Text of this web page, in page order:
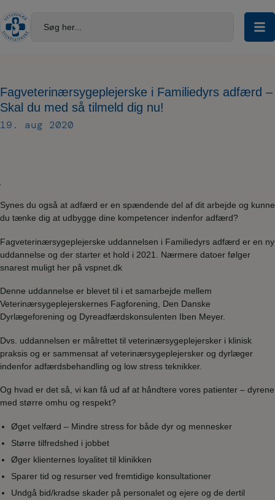
til
indholdet
Søg her...
Fagveterinærsygeplejerske i Familiedyrs adfærd –
Skal du med så tilmeld dig nu!
19. aug 2020
Synes du også at adfærd er en spændende del af dit arbejde og kunne
du tænke dig at udbygge dine kompetencer indenfor adfærd?
Fagveterinærsygeplejerske uddannelsen i Familiedyrs adfærd er en ny
uddannelse og der starter et hold i 2021. Nærmere datoer følger
snarest muligt her på vspnet.dk
Denne uddannelse er blevet til i et samarbejde mellem
Veterinærsygeplejerskernes Fagforening, Den Danske
Dyrlægeforening og Dyreadfærdskonsulenten Iben Meyer.
Dvs. uddannelsen er målrettet til veterinærsygeplejersker i klinisk
praksis og er sammensat af veterinærsygeplejersker og dyrlæger
indenfor adfærdsbehandling og low stress teknikker.
Og hvad er det så, vi kan få ud af at håndtere vores patienter – dyrene
med større omhu og respekt?
Øget velfærd – Mindre stress for både dyr og mennesker
Større tilfredshed i jobbet
Øger klienternes loyalitet til klinikken
Sparer tid og resurser ved fremtidige konsultationer
Undgå bid/kradse skader på personalet og ejere og de dertil